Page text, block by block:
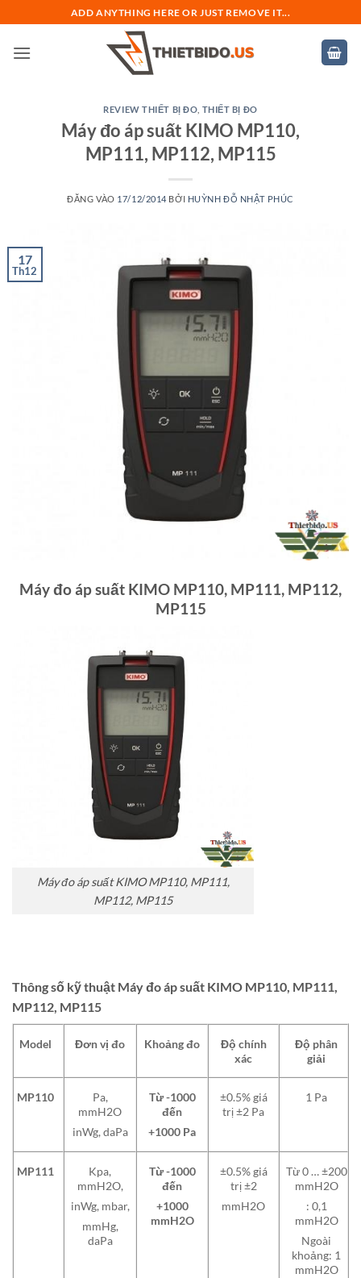
qua
nội
ADD ANYTHING HERE OR JUST REMOVE IT...
REVIEW THIẾT BỊ ĐO THIẾT BỊ ĐO
Máy đo áp suất KIMO MP110,
MP111, MP112, MP115
ĐĂNG VÀO 17/12/2014 BỞI HUỲNH ĐỖ NHẬT PHÚC
17
Th12
Máy đo áp suất KIMO MP110, MP111, MP112,
MP115
Máy đo áp suất KIMO MP110, MP111,
MP112, MP115
Thông số kỹ thuật Máy đo áp suất KIMO MP110, MP111,
MP112, MP115
Model Đơn vị đo Khoảng đo
Độ chính
xác
Độ phân
giải
MP110
Pa,
mmH2O
inWg, daPa
Từ -1000
đến
+1000 Pa
±0.5% giá
trị ±2 Pa
1 Pa
MP111
Kpa,
mmH2O,
inWg, mbar,
mmHg,
daPa
Từ -1000
đến
+1000
mmH2O
±0.5% giá
trị ±2
mmH2O
Từ 0 … ±200
mmH2O
: 0,1
mmH2O
Ngoài
khoảng: 1
mmH2O